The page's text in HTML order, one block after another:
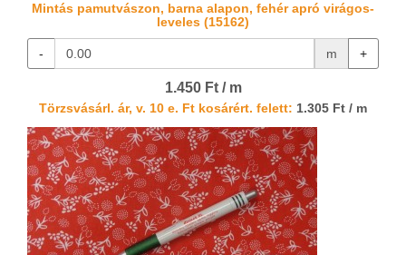
Mintás pamutvászon, barna alapon, fehér apró virágos-
leveles (15162)
- m +
1.450 Ft / m
Törzsvásárl. ár, v. 10 e. Ft kosárért. felett: 1.305 Ft / m